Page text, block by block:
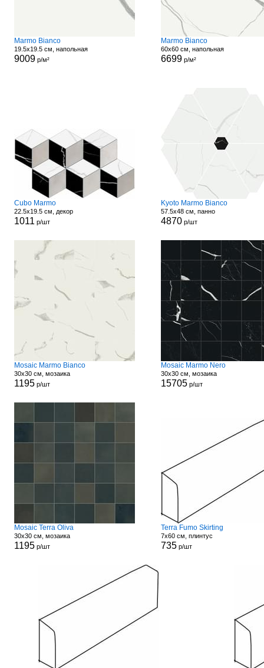
Marmo Bianco
19.5x19.5 см, напольная
9009р/м²
Marmo Bianco
60x60 см, напольная
6699р/м²
Cubo Marmo
22.5x19.5 см, декор
1011 р/шт
Kyoto Marmo Bianco
57.5x48 см, панно
4870 р/шт
Mosaic Marmo Bianco
30x30 см, мозаика
1195р/шт
Mosaic Marmo Nero
30x30 см, мозаика
15705р/шт
Mosaic Terra Oliva
30x30 см, мозаика
1195р/шт
Terra Fumo Skirting
7x60 см, плинтус
735р/шт